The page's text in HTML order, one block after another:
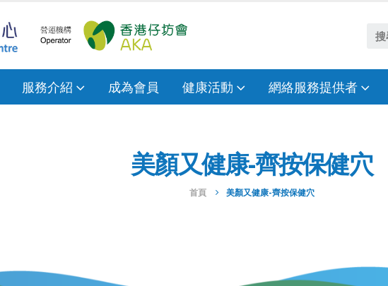
服務介紹 成為會員 健康活動 網絡服務提供者
美顏又健康-齊按保健穴
首頁 美顏又健康-齊按保健穴